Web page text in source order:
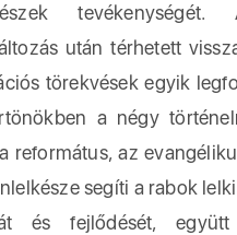
után térhetett
törekvések egyik
a négy
református, az
segíti a rabok
és fejlődését,